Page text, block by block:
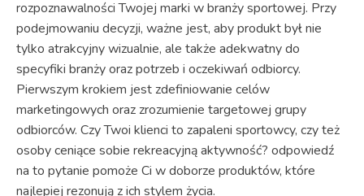
rozpoznawalności Twojej marki w branży sportowej. Przy
podejmowaniu decyzji, ważne jest, aby produkt był nie
tylko atrakcyjny wizualnie, ale także adekwatny do
specyfiki branży oraz potrzeb i oczekiwań odbiorcy.
Pierwszym krokiem jest zdefiniowanie celów
marketingowych oraz zrozumienie targetowej grupy
odbiorców. Czy Twoi klienci to zapaleni sportowcy, czy też
osoby ceniące sobie rekreacyjną aktywność? odpowiedź
na to pytanie pomoże Ci w doborze produktów, które
najlepiej rezonują z ich stylem życia.